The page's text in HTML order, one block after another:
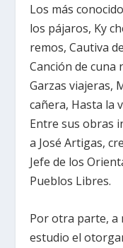
Los más
los pájaros, Ky
remos, Cautiva
Canción de cuna
Garzas viajeras,
cañera, Hasta la
Entre sus obras
a José Artigas,
Jefe de los
Pueblos Libres.
Por otra parte, a
estudio el